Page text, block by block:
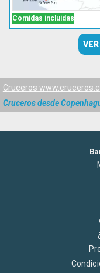
Comidas incluidas
Cruceros
Cruceros desde